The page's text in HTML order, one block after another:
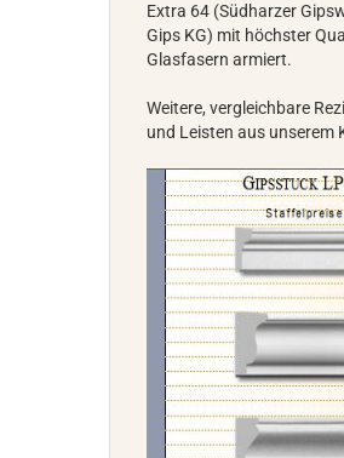
Extra 64 (Südharzer
Gips KG) mit höchster
Glasfasern armiert.
Weitere, vergleichbare
und Leisten aus unserem